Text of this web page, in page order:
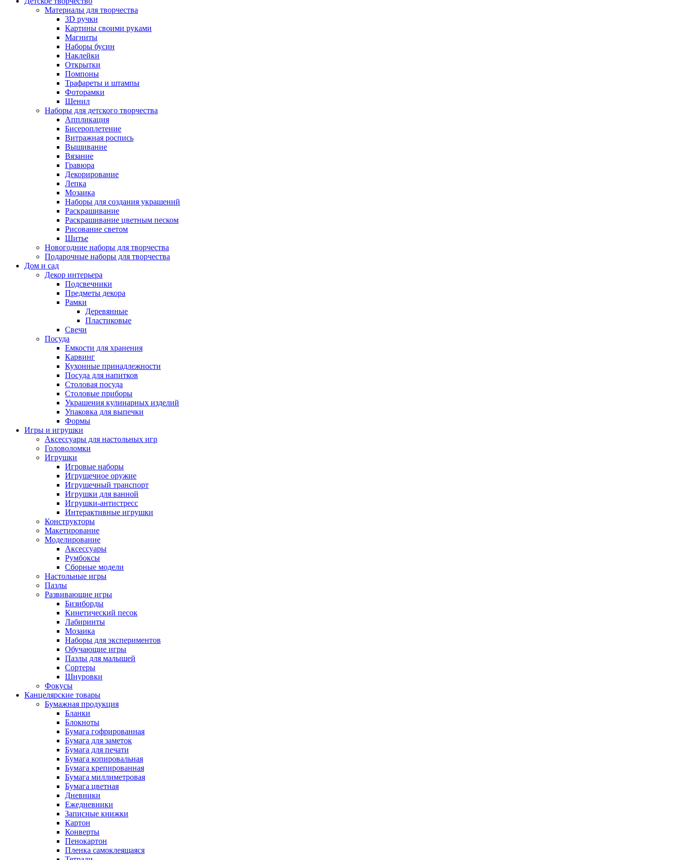
Материалы для творчества
3D ручки
Картины своими руками
Магниты
Наборы бусин
Наклейки
Открытки
Помпоны
Трафареты и штампы
Фоторамки
Шенил
Наборы для детского творчества
Аппликация
Бисероплетение
Витражная роспись
Вышивание
Вязание
Гравюра
Декорирование
Лепка
Мозаика
Наборы для создания украшений
Раскрашивание
Раскрашивание цветным песком
Рисование светом
Шитье
Новогодние наборы для творчества
Подарочные наборы для творчества
Дом и сад
Декор интерьера
Подсвечники
Предметы декора
Рамки
Деревянные
Пластиковые
Свечи
Посуда
Емкости для хранения
Карвинг
Кухонные принадлежности
Посуда для напитков
Столовая посуда
Столовые приборы
Украшения кулинарных изделий
Упаковка для выпечки
Формы
Игры и игрушки
Аксессуары для настольных игр
Головоломки
Игрушки
Игровые наборы
Игрушечное оружие
Игрушечный транспорт
Игрушки для ванной
Игрушки-антистресс
Интерактивные игрушки
Конструкторы
Макетирование
Моделирование
Аксессуары
Румбоксы
Сборные модели
Настольные игры
Пазлы
Развивающие игры
Бизиборды
Кинетический песок
Лабиринты
Мозаика
Наборы для экспериментов
Обучающие игры
Пазлы для малышей
Сортеры
Шнуровки
Фокусы
Канцелярские товары
Бумажная продукция
Бланки
Блокноты
Бумага гофрированная
Бумага для заметок
Бумага для печати
Бумага копировальная
Бумага крепированная
Бумага миллиметровая
Бумага цветная
Дневники
Ежедневники
Записные книжки
Картон
Конверты
Пенокартон
Пленка самоклеящаяся